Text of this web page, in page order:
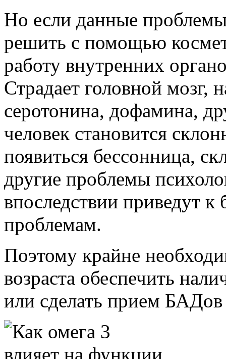
Но если данные
решить с помощью
работу внутренних
Страдает головной мозг,
серотонина, дофамина,
человек становится
появиться бессонница,
другие проблемы
впоследствии приведут
проблемам.
Поэтому крайне
возраста обеспечить
или сделать прием